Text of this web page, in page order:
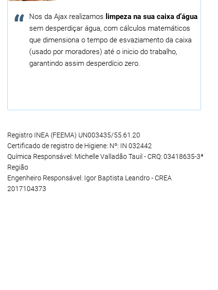
Nos da Ajax realizamos limpeza na sua caixa d’água
sem desperdiçar água, com cálculos matemáticos
que dimensiona o tempo de esvaziamento da caixa
(usado por moradores) até o inicio do trabalho,
garantindo assim desperdício zero.
Registro INEA (FEEMA) UN003435/55.61.20
Certificado de registro de Higiene: Nº: IN 032442
Química Responsável: Michelle Valladão Tauil - CRQ: 03418635-3ª
Região
Engenheiro Responsável: Igor Baptista Leandro - CREA
2017104373